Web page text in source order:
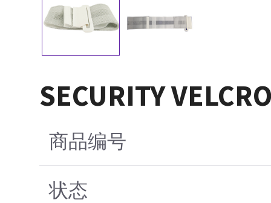
SECURITY
商品编号
状态